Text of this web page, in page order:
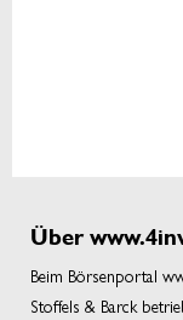
Über
Beim Börsenportal
Stoffels & Barck